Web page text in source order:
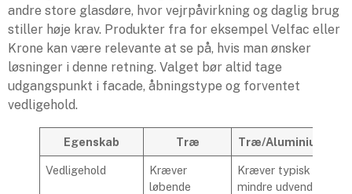
andre store glasdøre, hvor vejrpåvirkning og daglig brug
stiller høje krav. Produkter fra for eksempel Velfac eller
Krone kan være relevante at se på, hvis man ønsker
løsninger i denne retning. Valget bør altid tage
udgangspunkt i facade, åbningstype og forventet
vedligehold.
Egenskab Træ Træ/Aluminium
Vedligehold
Kræver
løbende
Kræver typisk
mindre udvendig